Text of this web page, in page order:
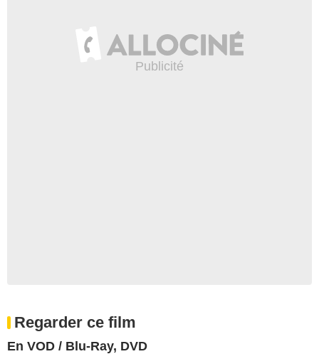
Regarder ce film
En VOD / Blu-Ray, DVD